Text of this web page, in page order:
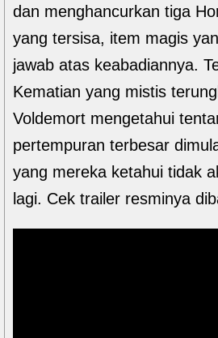
dan menghancurkan tiga
yang tersisa, item magis
jawab atas keabadiannya.
Kematian yang mistis
Voldemort mengetahui
pertempuran terbesar
yang mereka ketahui tidak
lagi. Cek trailer resminya